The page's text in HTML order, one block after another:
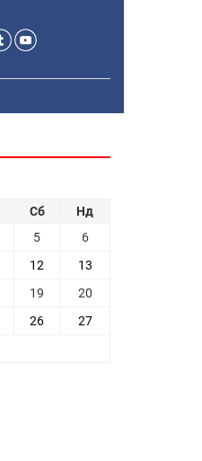
Сб
Нд
5
6
12
13
19
20
26
27